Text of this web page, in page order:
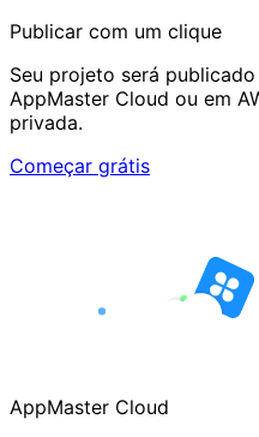
Publicar com um clique
Seu projeto será
AppMaster Cloud ou em
privada.
Começar grátis
AppMaster Cloud